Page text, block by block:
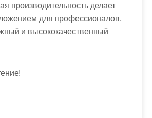
производительность делает
для профессионалов,
и высококачественный